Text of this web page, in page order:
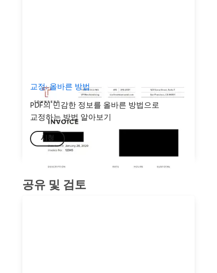
교정: 올바른 방법
PDF의 민감한 정보를 올바른 방법으로
교정하는 방법 알아보기
시청
공유 및 검토